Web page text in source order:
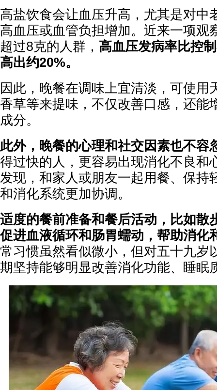
高盐饮食会让血压升高，尤其是对中
高血压或血管负担增加。近来一项观
超过8克的人群， 高血压发病率比控
高出约20%。
因此，晚餐在调味上宜清淡，可使用
香草等来提味，不仅改善口感，还能
成分。
此外，晚餐的心理和社交因素也不容
得过快的人，更容易出现消化不良和
发现，和家人或朋友一起用餐、保持
和消化系统更加协调。
适度的餐前准备和餐后活动，比如散
促进血液循环和肠胃蠕动，帮助消化
常习惯虽然看似微小，但对五十九岁
期坚持能够明显改善消化功能、睡眠